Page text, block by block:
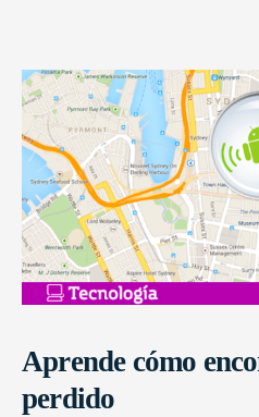
Aprende cómo
perdido